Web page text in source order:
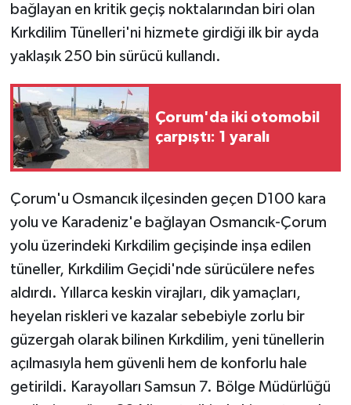
bağlayan en kritik geçiş noktalarından biri olan
Kırkdilim Tünelleri'ni hizmete girdiği ilk bir ayda
yaklaşık 250 bin sürücü kullandı.
Çorum'da iki otomobil
çarpıştı: 1 yaralı
Çorum'u Osmancık ilçesinden geçen D100 kara
yolu ve Karadeniz'e bağlayan Osmancık-Çorum
yolu üzerindeki Kırkdilim geçişinde inşa edilen
tüneller, Kırkdilim Geçidi'nde sürücülere nefes
aldırdı. Yıllarca keskin virajları, dik yamaçları,
heyelan riskleri ve kazalar sebebiyle zorlu bir
güzergah olarak bilinen Kırkdilim, yeni tünellerin
açılmasıyla hem güvenli hem de konforlu hale
getirildi. Karayolları Samsun 7. Bölge Müdürlüğü
Güvenlik
HABERDE İNSAN
İNSAN
Jandarma
Kadın
KÜLTÜR SANAT
MAGAZİN
Otomobil